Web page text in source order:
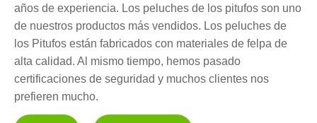
años de experiencia. Los peluches de los pitufos son uno
de nuestros productos más vendidos. Los peluches de
los Pitufos están fabricados con materiales de felpa de
alta calidad. Al mismo tiempo, hemos pasado
certificaciones de seguridad y muchos clientes nos
prefieren mucho.